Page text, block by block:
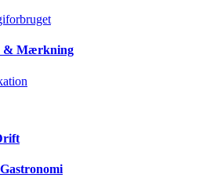
& Mærkning